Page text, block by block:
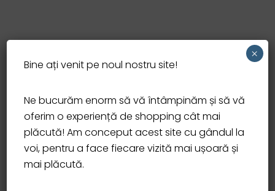
Pentru mai multe informatii, ne poti contacta si la
–>0755999550/0358880010.
Informații suplimentare
Bine ați venit pe noul nostru site!
Ne bucurăm enorm să vă întâmpinăm și să vă
oferim o experiență de shopping cât mai
plăcută! Am conceput acest site cu gândul la
voi, pentru a face fiecare vizită mai ușoară și
mai plăcută.
×